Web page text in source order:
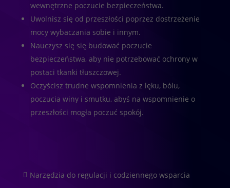
wewnętrzne poczucie bezpieczeństwa.
Uwolnisz się od przeszłości poprzez dostrzeżenie
mocy wybaczania sobie i innym.
Nauczysz się się budować poczucie
bezpieczeństwa, aby nie potrzebować ochrony w
postaci tkanki tłuszczowej.
Oczyścisz trudne wspomnienia z lęku, bólu,
poczucia winy i smutku, abyś na wspomnienie o
przeszłości mogła poczuć spokój.
 Narzędzia do regulacji i codziennego wsparcia